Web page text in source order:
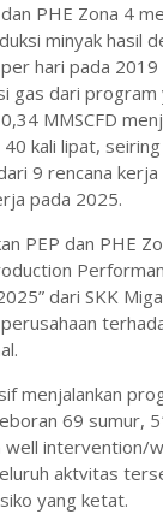
PHE Zona 4
minyak hasil
hari pada
gas dari program
MMSCFD
kali lipat,
9 rencana
pada 2025.
PEP dan PHE
dari SKK
menjalankan
69 sumur,
intervention/
aktvitas
yang ketat.